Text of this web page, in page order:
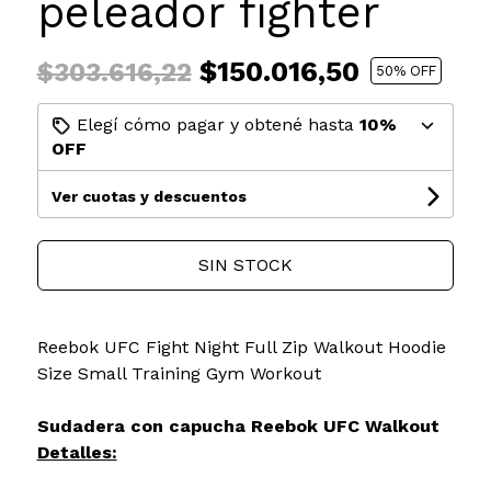
peleador fighter
$303.616,22$150.016,50 50% OFF
Elegí cómo pagar y obtené hasta 10%
OFF
Ver cuotas y descuentos
SIN STOCK
Reebok UFC Fight Night Full Zip Walkout Hoodie
Size Small Training Gym Workout
Sudadera con capucha Reebok UFC Walkout
Detalles: